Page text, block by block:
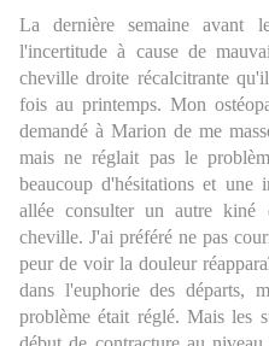
La dernière semaine avant
l'incertitude à cause de
cheville droite récalcitrante
fois au printemps. Mon
demandé à Marion de me
mais ne réglait pas le
beaucoup d'hésitations et une
allée consulter un autre
cheville. J'ai préféré ne pas
peur de voir la douleur
dans l'euphorie des départs,
problème était réglé. Mais les